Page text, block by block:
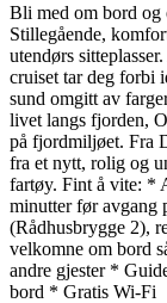
Bli med om bord og
Stillegående,
utendørs
cruiset tar deg forbi
sund omgitt av
livet langs fjorden,
på fjordmiljøet. Fra
fra et nytt, rolig og
fartøy. Fint å vite: *
minutter før avgang
(Rådhusbrygge 2),
velkomne om bord
andre gjester *
bord * Gratis Wi-Fi